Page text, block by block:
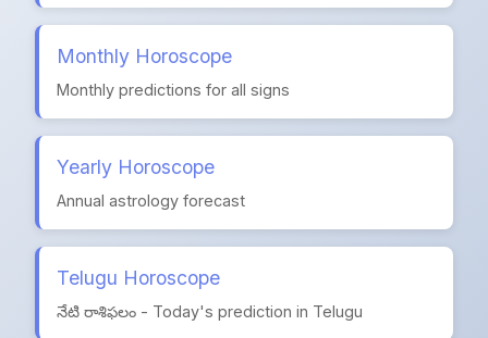
Monthly Horoscope
Monthly predictions for all signs
Yearly Horoscope
Annual astrology forecast
Telugu Horoscope
నేటి రాశిఫలం - Today's prediction in Telugu